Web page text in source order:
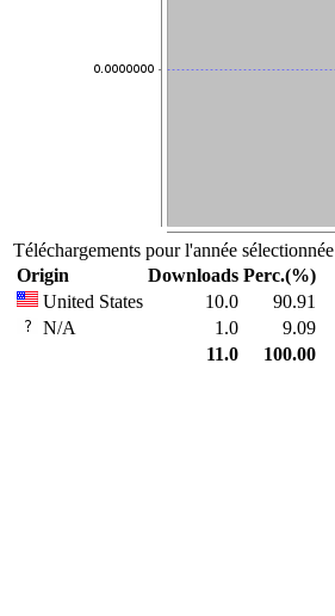
Téléchargements pour l'année sélectionnée
Origin
Downloads Perc.(%)
United States
10.0
90.91
N/A
1.0
9.09
11.0
100.00